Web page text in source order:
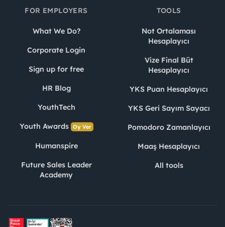
FOR EMPLOYERS
What We Do?
Corporate Login
Sign up for free
HR Blog
YouthTech
Youth Awards Oy Ver
Humanspire
Future Sales Leader
Academy
TOOLS
Not Ortalaması
Hesaplayıcı
Vize Final Büt
Hesaplayıcı
YKS Puan Hesaplayıcı
YKS Geri Sayım Sayacı
Pomodoro Zamanlayıcı
Maaş Hesaplayıcı
All tools